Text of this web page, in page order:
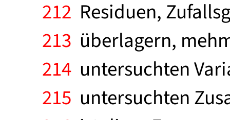
212 Residuen,
213 überlagern,
214 untersuchten
215 untersuchten